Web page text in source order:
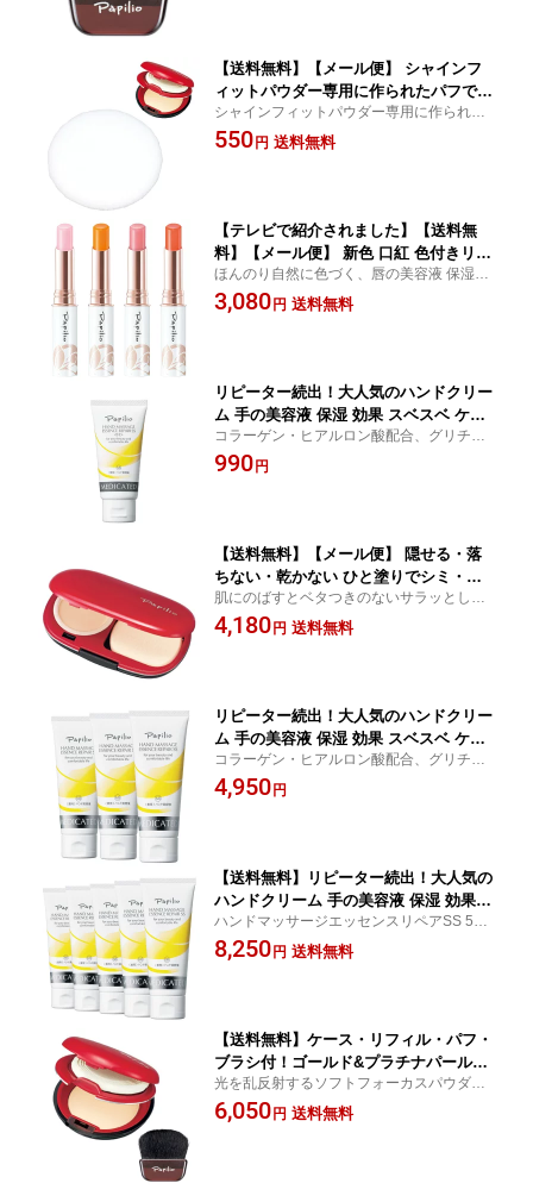
【送料無料】【メール便】 シャインフ
ィットパウダー専用に作られたパフです
●Papilio パピリオ シャインフィットパ
ウダー 専用パフ
シャインフィットパウダー専用に作られた
パフです
550 円 送料無料
【テレビで紹介されました】【送料無
料】【メール便】 新色 口紅 色付きリッ
プ 唇 ケア リップ 口荒れ 防止 潤い ほん
のり 色づき 贈り物 プレゼント 母の日 ●
ほんのり自然に色づく、唇の美容液 保湿成
分のマリンコラーゲンや14種類の植物エキ
スが潤いを与える
3,080 円 送料無料
リピーター続出！大人気のハンドクリー
ム 手の美容液 保湿 効果 スベスベ ケア
アカギレ ひびわれ 血行促進 コラーゲン
ヒアルロン酸配 プレゼント 母の日 無香
コラーゲン・ヒアルロン酸配合、グリチル
リチン、ビタミンE誘導体配合
990 円
【送料無料】【メール便】 隠せる・落
ちない・乾かない ひと塗りでシミ・ソ
バカスを自然にカバー●Papilio パピリ
オ イージーフィットファンデーション
肌にのばすとベタつきのないサラッとした
感触に変化
4,180 円 送料無料
リピーター続出！大人気のハンドクリー
ム 手の美容液 保湿 効果 スベスベ ケア
アカギレ ひびわれ 血行促進 コラーゲン
ヒアルロン酸配 プレゼント 母の日 無香
コラーゲン・ヒアルロン酸配合、グリチル
リチン、ビタミンE誘導体配合
4,950 円
【送料無料】リピーター続出！大人気の
ハンドクリーム 手の美容液 保湿 効果
乾燥 対策 うるおい アカギレ ひびわれ
コラーゲン ヒアルロン酸配合 プレゼン
ハンドマッサージエッセンスリペアSS 5本
組 送料無料 手荒れを防ぎしっとり潤う
薬用ハンドクリーム
8,250 円 送料無料
【送料無料】ケース・リフィル・パフ・
ブラシ付！ゴールド&プラチナパールパ
ウダー配合で輝肌に導く！ おしろい う
るおい ツヤ 保護 無香料 ●Papilio パピ
光を乱反射するソフトフォーカスパウダー
配合で自然な輝きとツヤを実現！
6,050 円 送料無料